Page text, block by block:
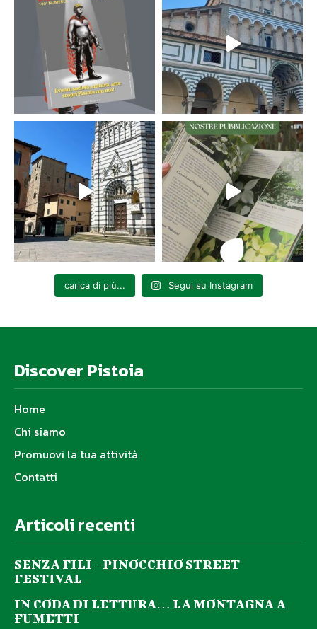
carica di più... Segui su Instagram
Discover Pistoia
Home
Chi siamo
Promuovi la tua attività
Contatti
Articoli recenti
SENZA FILI – PINOCCHIO STREET
FESTIVAL
IN CODA DI LETTURA… LA MONTAGNA A
FUMETTI